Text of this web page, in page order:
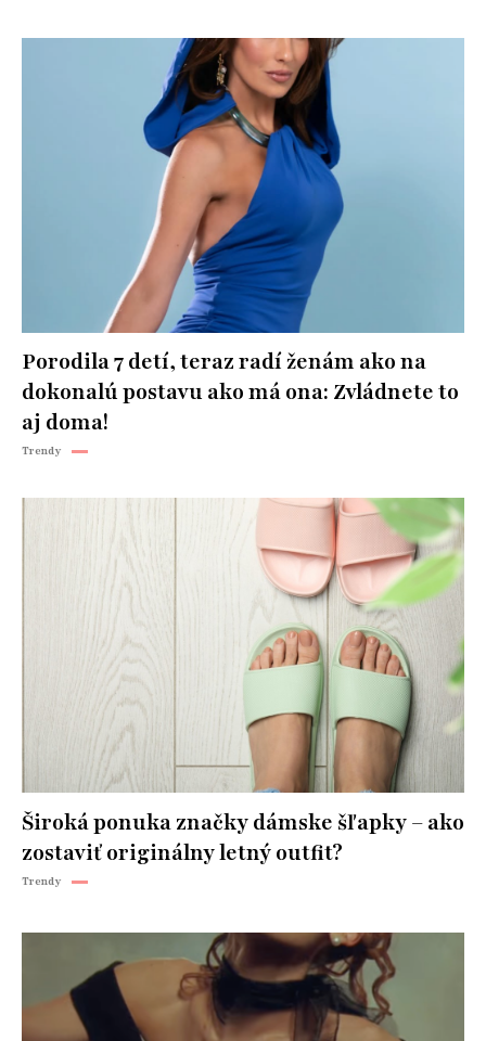
Porodila 7 detí, teraz radí ženám ako na
dokonalú postavu ako má ona: Zvládnete to
aj doma!
Trendy
Široká ponuka značky dámske šľapky – ako
zostaviť originálny letný outfit?
Trendy